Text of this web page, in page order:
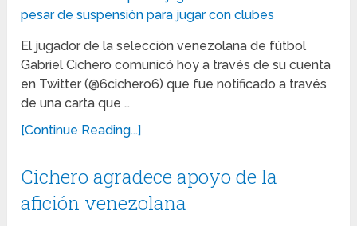
El jugador de la selección venezolana de fútbol
Gabriel Cichero comunicó hoy a través de su cuenta
en Twitter (@6cichero6) que fue notificado a través
de una carta que …
[Continue Reading...]
Cichero agradece apoyo de la
afición venezolana